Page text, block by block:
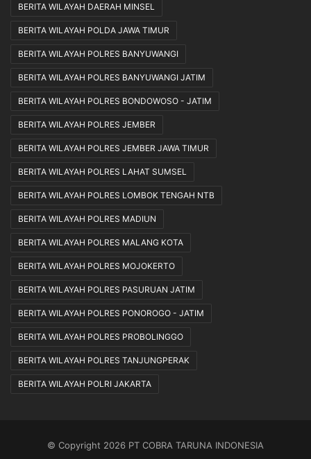
BERITA WILAYAH DAERAH MINSEL
BERITA WILAYAH POLDA JAWA TIMUR
BERITA WILAYAH POLRES BANYUWANGI
BERITA WILAYAH POLRES BANYUWANGI JATIM
BERITA WILAYAH POLRES BONDOWOSO - JATIM
BERITA WILAYAH POLRES JEMBER
BERITA WILAYAH POLRES JEMBER JAWA TIMUR
BERITA WILAYAH POLRES LAHAT SUMSEL
BERITA WILAYAH POLRES LOMBOK TENGAH NTB
BERITA WILAYAH POLRES MADIUN
BERITA WILAYAH POLRES MALANG KOTA
BERITA WILAYAH POLRES MOJOKERTO
BERITA WILAYAH POLRES PASURUAN JATIM
BERITA WILAYAH POLRES PONOROGO - JATIM
BERITA WILAYAH POLRES PROBOLINGGO
BERITA WILAYAH POLRES TANJUNGPERAK
BERITA WILAYAH POLRI JAKARTA
© Copyright 2026 PT COBRA TARUNA INDONESIA